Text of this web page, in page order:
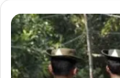
ဒါ့အပြင် ၂၀၂၄ ဇွန်လ
လမ်းသွယ်၂၁၊ ၂၃ မှာ
ပူ
တာ
အို-
နောင်